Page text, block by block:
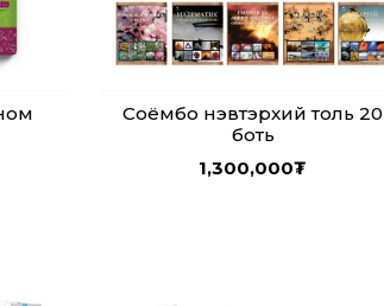
Соёмбо нэвтэрхий толь 20
боть
1,300,000₮